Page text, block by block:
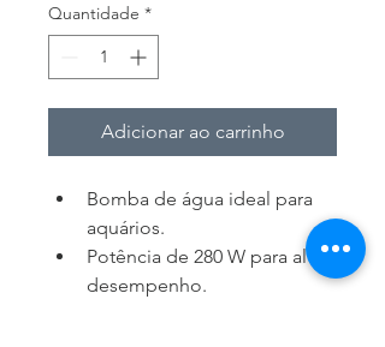
Quantidade *
Adicionar ao carrinho
Bomba de água ideal para
aquários.
Potência de 280 W para alto
desempenho.